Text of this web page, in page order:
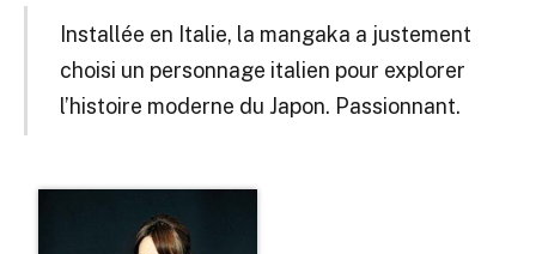
Installée en Italie, la mangaka a justement
choisi un personnage italien pour explorer
l’histoire moderne du Japon. Passionnant.